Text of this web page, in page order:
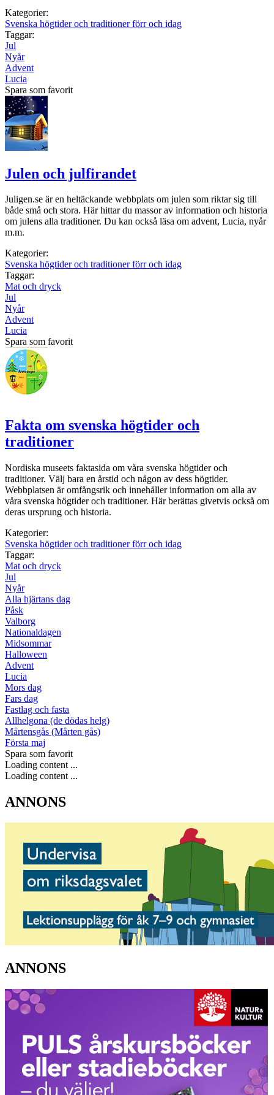
Kategorier:
Svenska högtider och traditioner förr och idag
Taggar:
Jul
Nyår
Advent
Lucia
Spara som favorit
Julen och julfirandet
Juligen.se är en heltäckande webbplats om julen som riktar sig till
både små och stora. Här hittar du massor av information och historia
om julens alla traditioner. Du kan också läsa om advent, Lucia, nyår
m.m.
Kategorier:
Svenska högtider och traditioner förr och idag
Taggar:
Mat och dryck
Jul
Nyår
Advent
Lucia
Spara som favorit
Fakta om svenska högtider och
traditioner
Nordiska museets faktasida om våra svenska högtider och
traditioner. Välj bara en årstid och någon av dess högtider.
Webbplatsen är omfångsrik och innehåller information om alla av
våra svenska högtider och traditioner. Här berättas givetvis också om
deras ursprung och historia.
Kategorier:
Svenska högtider och traditioner förr och idag
Taggar:
Mat och dryck
Jul
Nyår
Alla hjärtans dag
Påsk
Valborg
Nationaldagen
Midsommar
Halloween
Advent
Lucia
Mors dag
Fars dag
Fastlag och fasta
Allhelgona (de dödas helg)
Mårtensgås (Mårten gås)
Första maj
Spara som favorit
Loading content ...
Loading content ...
ANNONS
ANNONS